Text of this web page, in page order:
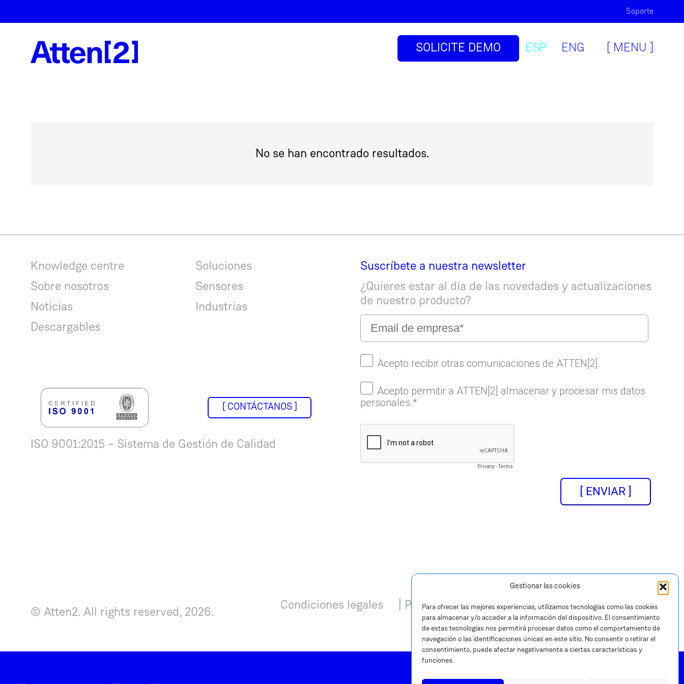
Gestionar las cookies
Para ofrecer las mejores experiencias, utilizamos tecnologías como las cookies
para almacenar y/o acceder a la información del dispositivo. El consentimiento
de estas tecnologías nos permitirá procesar datos como el comportamiento de
navegación o las identificaciones únicas en este sitio. No consentir o retirar el
consentimiento, puede afectar negativamente a ciertas características y
funciones.
Soporte
SOLICITE DEMO ESP ENG [ MENU ]
No se han encontrado resultados.
Knowledge centre
Sobre nosotros
Noticias
Descargables
Soluciones
Sensores
Industrias
[ CONTÁCTANOS ]
ISO 9001:2015 – Sistema de Gestión de Calidad
Suscríbete a nuestra newsletter
¿Quieres estar al día de las novedades y actualizaciones
de nuestro producto?
© Atten2. All rights reserved, 2026.
Condiciones legales Política de privacidad |Política de cookies
|
Política de calidad